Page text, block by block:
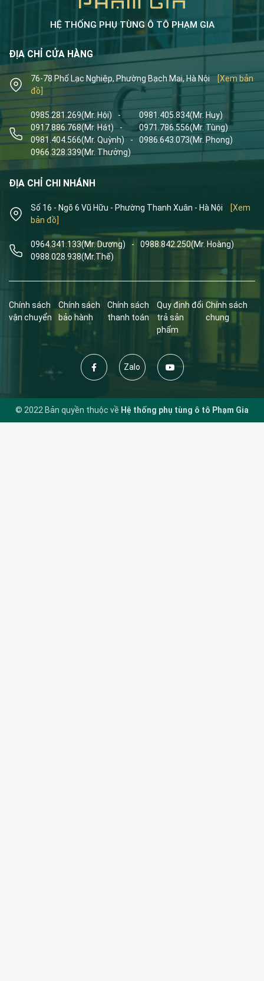
HỆ THỐNG PHỤ TÙNG Ô TÔ PHẠM GIA
ĐỊA CHỈ CỬA HÀNG
76-78 Phố Lạc Nghiệp, Phường Bạch Mai, Hà Nội
[Xem bản
đồ]
0985.281.269(Mr. Hội) - 0981.405.834(Mr. Huy)
0917.886.768(Mr. Hát) - 0971.786.556(Mr. Tùng)
0981.404.566(Mr. Quỳnh) - 0986.643.073(Mr. Phong)
0966.328.339(Mr. Thưởng)
ĐỊA CHỈ CHI NHÁNH
Số 16 - Ngõ 6 Vũ Hữu - Phường Thanh Xuân - Hà Nội
[Xem
bản đồ]
0964.341.133(Mr. Dương) - 0988.842.250(Mr. Hoàng)
0988.028.938(Mr.Thế)
Chính sách
vận chuyển
Chính sách
bảo hành
Chính sách
thanh toán
Quy định đổi
trả sản
phẩm
Chính sách
chung
Zalo
© 2022 Bản quyền thuộc về Hệ thống phụ tùng ô tô Phạm Gia